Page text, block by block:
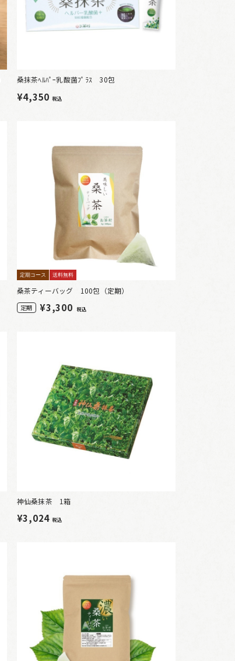
桑抹茶ﾍﾙﾊﾟｰ乳酸菌ﾌﾟﾗｽ 30包
¥4,350 税込
定期コース 送料無料
桑茶ティーバッグ 100包（定期）
定期 ¥3,300 税込
神仙桑抹茶 1箱
¥3,024 税込